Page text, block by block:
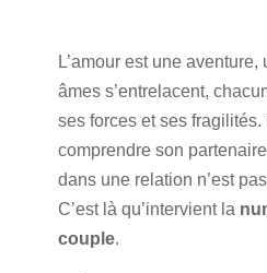
L’amour est une
âmes s’entrelacent,
ses forces et ses fragilités.
comprendre son
dans une relation n’est
C’est là qu’intervient la
couple.